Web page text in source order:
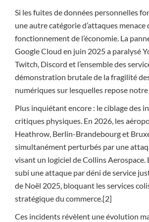
Si les fuites de données personnelles
une autre catégorie d’attaques
fonctionnement de l’économie. La
Google Cloud en juin 2025 a paralysé
Twitch, Discord et l’ensemble des
démonstration brutale de la fragilité
numériques sur lesquelles repose
Plus inquiétant encore : le ciblage des
critiques physiques. En 2026, les
Heathrow, Berlin-Brandebourg et
simultanément perturbés par une
visant un logiciel de Collins Aerospace.
subi une attaque par déni de service
de Noël 2025, bloquant les services
stratégique du commerce.[2]
Ces incidents révèlent une évolution